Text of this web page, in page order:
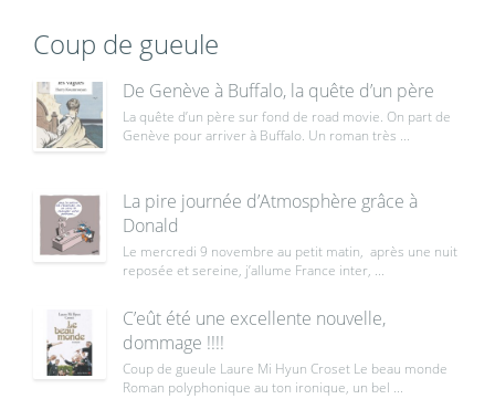
Coup de gueule
De Genève à Buffalo, la quête d’un père
La quête d’un père sur fond de road movie. On part de
Genève pour arriver à Buffalo. Un roman très ...
La pire journée d’Atmosphère grâce à
Donald
Le mercredi 9 novembre au petit matin, après une nuit
reposée et sereine, j’allume France inter, ...
C’eût été une excellente nouvelle,
dommage !!!!
Coup de gueule Laure Mi Hyun Croset Le beau monde
Roman polyphonique au ton ironique, un bel ...